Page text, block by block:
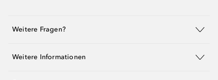
Weitere Fragen?
Weitere Informationen